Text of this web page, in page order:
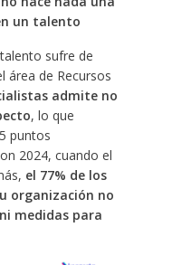
un talento
sufre de
área de Recursos
admite no
, lo que
puntos
2024, cuando el
el 77% de los
organización no
medidas para